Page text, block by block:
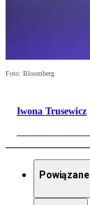
Foto: Bloomberg
Iwona Trusewicz
Powiązane